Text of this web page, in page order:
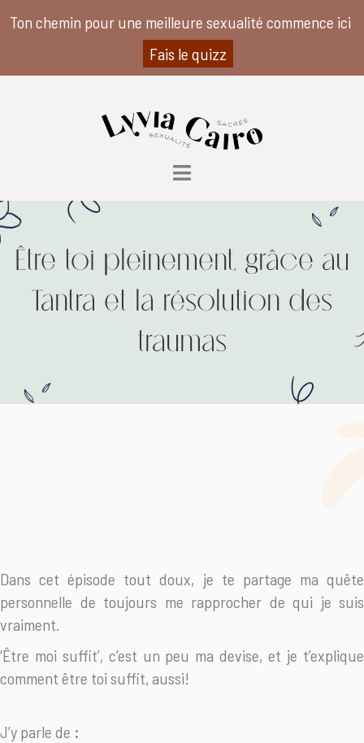
Être toi pleinement, grâce au
Tantra et la résolution des
traumas
Dans cet épisode tout doux, je te partage ma quête
personnelle de toujours me rapprocher de qui je suis
vraiment.
‘Être moi suffit’, c’est un peu ma devise, et je t’explique
comment être toi suffit, aussi!
J’y parle de :
Ton chemin pour une meilleure sexualité commence ici
Fais le quizz